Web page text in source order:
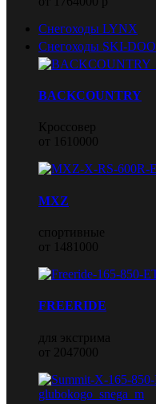
Снегоходы LYNX
Снегоходы SKI-DOO
BACKCOUNTRY
Кроссовер
от 1610000
MXZ
спортивные
от 1481000
FREERIDE
для экстрима
от 2047000